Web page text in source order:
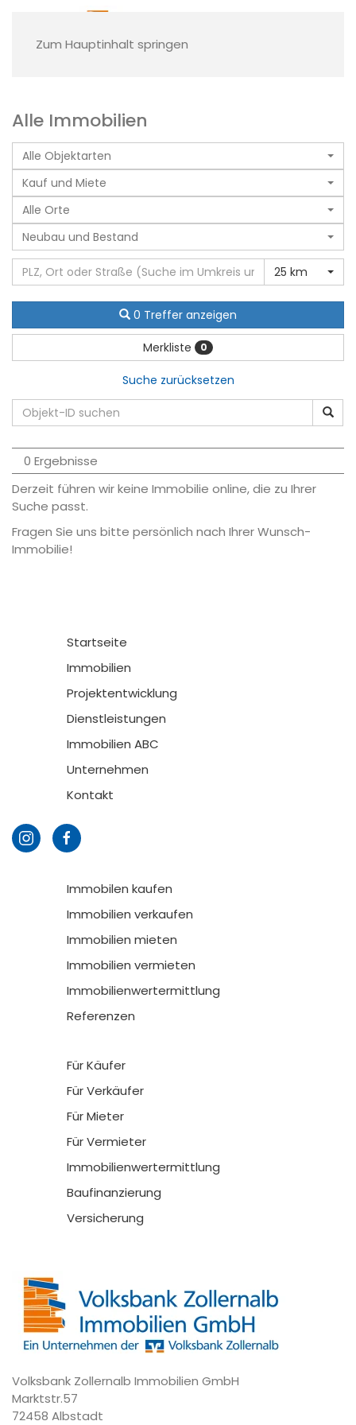
Zum Hauptinhalt springen
Alle Immobilien
Alle Objektarten
Kauf und Miete
Alle Orte
Neubau und Bestand
25 km
0 Treffer anzeigen
Merkliste 0
Suche zurücksetzen
0 Ergebnisse
Derzeit führen wir keine Immobilie online, die zu Ihrer
Suche passt.
Fragen Sie uns bitte persönlich nach Ihrer Wunsch-
Immobilie!
Startseite
Immobilien
Projektentwicklung
Dienstleistungen
Immobilien ABC
Unternehmen
Kontakt
Immobilen kaufen
Immobilien verkaufen
Immobilien mieten
Immobilien vermieten
Immobilienwertermittlung
Referenzen
Für Käufer
Für Verkäufer
Für Mieter
Für Vermieter
Immobilienwertermittlung
Baufinanzierung
Versicherung
Volksbank Zollernalb Immobilien GmbH
Marktstr.57
72458 Albstadt